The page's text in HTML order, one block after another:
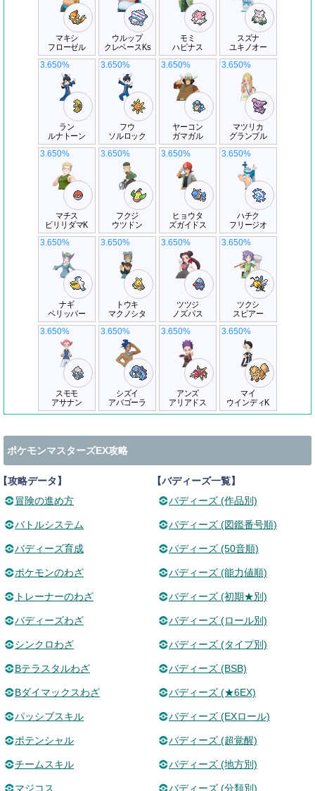
マキシ
フローゼル
ウルップ
クレベースKs
モミ
ハピナス
スズナ
ユキノオー
ラン
ルナトーン
3.650%
フウ
ソルロック
3.650%
ヤーコン
ガマガル
3.650%
マツリカ
グランブル
3.650%
マチス
ビリリダマK
3.650%
フクジ
ウツドン
3.650%
ヒョウタ
ズガイドス
3.650%
ハチク
フリージオ
3.650%
ナギ
ペリッパー
3.650%
トウキ
マクノシタ
3.650%
ツツジ
ノズパス
3.650%
ツクシ
スピアー
3.650%
スモモ
アサナン
3.650%
シズイ
アバゴーラ
3.650%
アンズ
アリアドス
3.650%
マイ
ウインディK
3.650%
ポケモンマスターズEX攻略
攻略データ】
冒険の進め方
バトルシステム
バディーズ育成
ポケモンのわざ
トレーナーのわざ
バディーズわざ
シンクロわざ
Bテラスタルわざ
Bダイマックスわざ
パッシブスキル
ポテンシャル
チームスキル
マジコス
【バディーズ一覧】
バディーズ (作品別)
バディーズ (図鑑番号順)
バディーズ (50音順)
バディーズ (能力値順)
バディーズ (初期★別)
バディーズ (ロール別)
バディーズ (タイプ別)
バディーズ (BSB)
バディーズ (★6EX)
バディーズ (EXロール)
バディーズ (超覚醒)
バディーズ (地方別)
バディーズ (分類別)